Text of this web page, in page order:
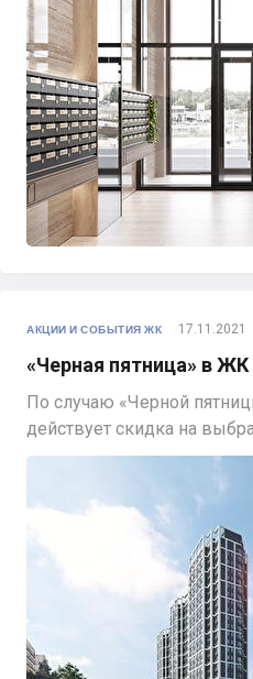
АКЦИИ И СОБЫТИЯ ЖК 17.11.2021
«Черная пятница» в ЖК
По случаю «Черной
действует скидка на